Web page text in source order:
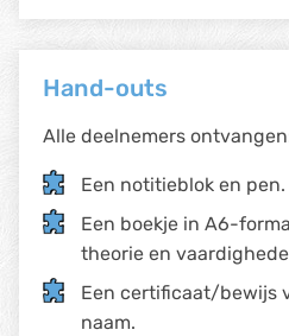
Hand-outs
Alle deelnemers
Een notitieblok en pen.
Een boekje in A6-
theorie en
Een certificaat/bewijs
naam.